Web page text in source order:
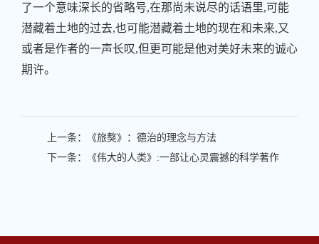
了一个意味深长的省略号,在那尚未说尽的话语里,可能
潜藏着土地的过去,也可能潜藏着土地的现在和未来,又
或者是作者的一声长叹,但更可能是他对美好未来的诚心
期许。
上一条：
《旅獒》：德治的理念与方法
下一条：
《伟大的人类》:一部让心灵震撼的科学著作